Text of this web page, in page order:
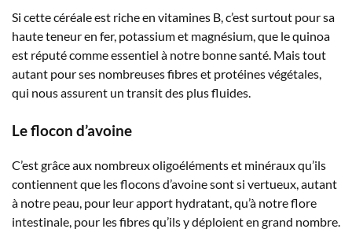
Si cette céréale est riche en vitamines B, c’est surtout pour sa
haute teneur en fer, potassium et magnésium, que le quinoa
est réputé comme essentiel à notre bonne santé. Mais tout
autant pour ses nombreuses fibres et protéines végétales,
qui nous assurent un transit des plus fluides.
Le flocon d’avoine
C’est grâce aux nombreux oligoéléments et minéraux qu’ils
contiennent que les flocons d’avoine sont si vertueux, autant
à notre peau, pour leur apport hydratant, qu’à notre flore
intestinale, pour les fibres qu’ils y déploient en grand nombre.